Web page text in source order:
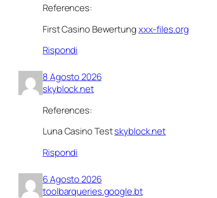
References:
First Casino Bewertungxxx-files.org
Rispondi
8 Agosto 2026
skyblock.net
References:
Luna Casino Testskyblock.net
Rispondi
6 Agosto 2026
toolbarqueries.google.bt